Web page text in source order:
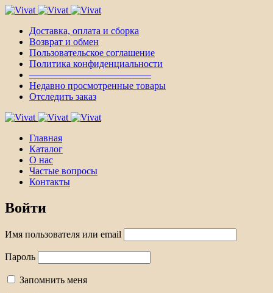
Доставка, оплата и сборка
Возврат и обмен
Пользовательское соглашение
Политика конфиденциальности
————————————–
Недавно просмотренные товары
Отследить заказ
Главная
Каталог
О нас
Частые вопросы
Контакты
Войти
Имя пользователя или email
Пароль
Запомнить меня